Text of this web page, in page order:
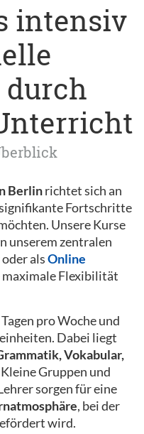
intensiv
Berlinrichtet sich an
Fortschritte
Unsere Kurse
unserem zentralen
alsOnline
maximale Flexibilität
pro Woche und
Dabei liegt
Vokabular,
Kleine Gruppen und
sorgen für eine
, bei der
wird.